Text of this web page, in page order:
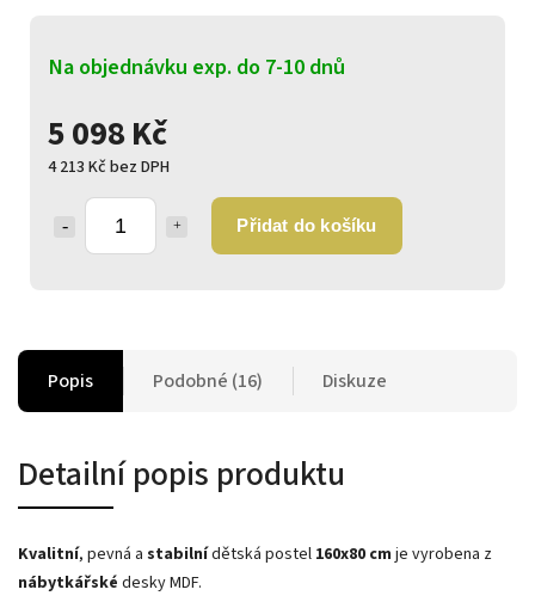
5 098 Kč
4 213 Kč bez DPH
Přidat do košíku
Na objednávku exp. do 7-10 dnů
Popis Podobné (16) Diskuze
Detailní popis produktu
Kvalitní, pevná a stabilnídětská postel 160x80 cm je vyrobena z
nábytkářské desky MDF.